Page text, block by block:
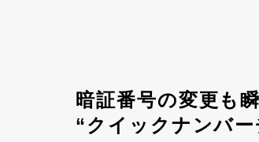
暗証番号の変更も瞬
“クイックナンバ